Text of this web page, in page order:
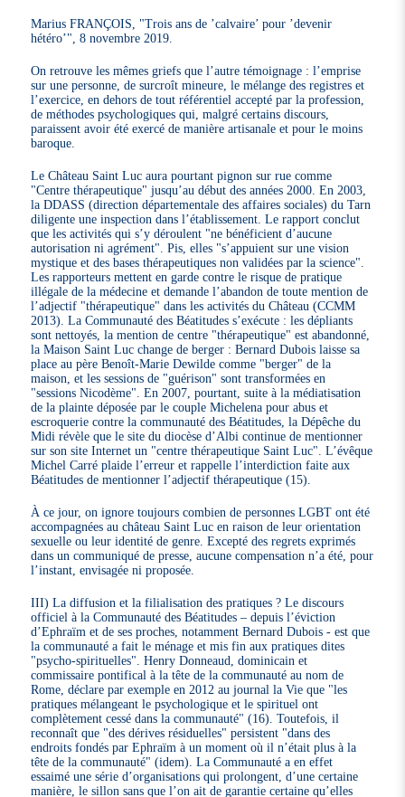
Marius FRANÇOIS, "Trois ans de ’calvaire’ pour ’devenir
hétéro’", 8 novembre 2019.
On retrouve les mêmes griefs que l’autre témoignage : l’emprise
sur une personne, de surcroît mineure, le mélange des registres et
l’exercice, en dehors de tout référentiel accepté par la profession,
de méthodes psychologiques qui, malgré certains discours,
paraissent avoir été exercé de manière artisanale et pour le moins
baroque.
Le Château Saint Luc aura pourtant pignon sur rue comme
"Centre thérapeutique" jusqu’au début des années 2000. En 2003,
la DDASS (direction départementale des affaires sociales) du Tarn
diligente une inspection dans l’établissement. Le rapport conclut
que les activités qui s’y déroulent "ne bénéficient d’aucune
autorisation ni agrément". Pis, elles "s’appuient sur une vision
mystique et des bases thérapeutiques non validées par la science".
Les rapporteurs mettent en garde contre le risque de pratique
illégale de la médecine et demande l’abandon de toute mention de
l’adjectif "thérapeutique" dans les activités du Château (CCMM
2013). La Communauté des Béatitudes s’exécute : les dépliants
sont nettoyés, la mention de centre "thérapeutique" est abandonné,
la Maison Saint Luc change de berger : Bernard Dubois laisse sa
place au père Benoît-Marie Dewilde comme "berger" de la
maison, et les sessions de "guérison" sont transformées en
"sessions Nicodème". En 2007, pourtant, suite à la médiatisation
de la plainte déposée par le couple Michelena pour abus et
escroquerie contre la communauté des Béatitudes, la Dépêche du
Midi révèle que le site du diocèse d’Albi continue de mentionner
sur son site Internet un "centre thérapeutique Saint Luc". L’évêque
Michel Carré plaide l’erreur et rappelle l’interdiction faite aux
Béatitudes de mentionner l’adjectif thérapeutique (15).
À ce jour, on ignore toujours combien de personnes LGBT ont été
accompagnées au château Saint Luc en raison de leur orientation
sexuelle ou leur identité de genre. Excepté des regrets exprimés
dans un communiqué de presse, aucune compensation n’a été, pour
l’instant, envisagée ni proposée.
III) La diffusion et la filialisation des pratiques ? Le discours
officiel à la Communauté des Béatitudes – depuis l’éviction
d’Ephraïm et de ses proches, notamment Bernard Dubois - est que
la communauté a fait le ménage et mis fin aux pratiques dites
"psycho-spirituelles". Henry Donneaud, dominicain et
commissaire pontifical à la tête de la communauté au nom de
Rome, déclare par exemple en 2012 au journal la Vie que "les
pratiques mélangeant le psychologique et le spirituel ont
complètement cessé dans la communauté" (16). Toutefois, il
reconnaît que "des dérives résiduelles" persistent "dans des
endroits fondés par Ephraïm à un moment où il n’était plus à la
tête de la communauté" (idem). La Communauté a en effet
essaimé une série d’organisations qui prolongent, d’une certaine
manière, le sillon sans que l’on ait de garantie certaine qu’elles